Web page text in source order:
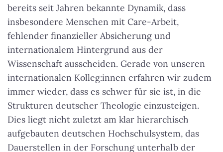
bereits seit Jahren bekannte Dynamik, dass
insbesondere Menschen mit Care-Arbeit,
fehlender finanzieller Absicherung und
internationalem Hintergrund aus der
Wissenschaft ausscheiden. Gerade von unseren
internationalen Kolleg:innen erfahren wir zudem
immer wieder, dass es schwer für sie ist, in die
Strukturen deutscher Theologie einzusteigen.
Dies liegt nicht zuletzt am klar hierarchisch
aufgebauten deutschen Hochschulsystem, das
Dauerstellen in der Forschung unterhalb der